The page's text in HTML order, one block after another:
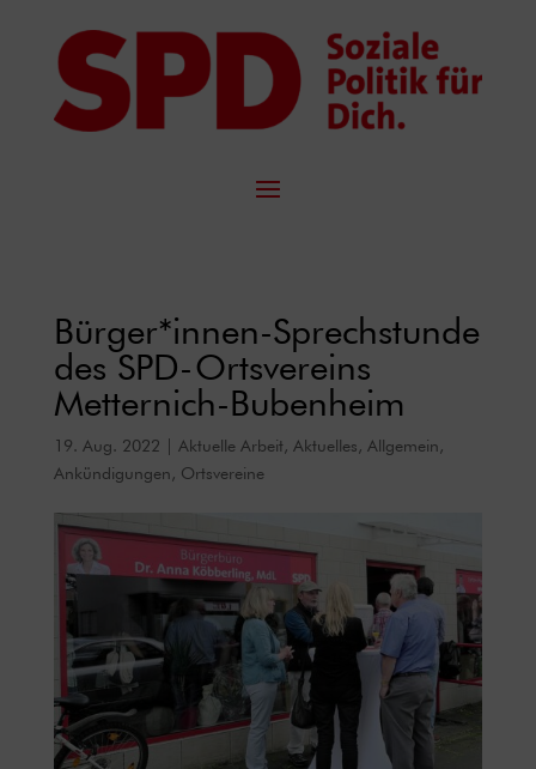
Bürger*innen-Sprechstunde
des SPD-Ortsvereins
Metternich-Bubenheim
19. Aug. 2022 Aktuelle Arbeit, Aktuelles, Allgemein,
Ankündigungen, Ortsvereine